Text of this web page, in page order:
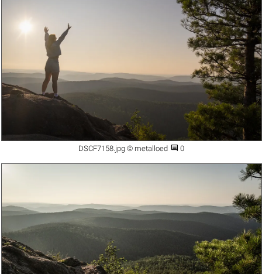
DSCF7158.jpg © metalloed  0